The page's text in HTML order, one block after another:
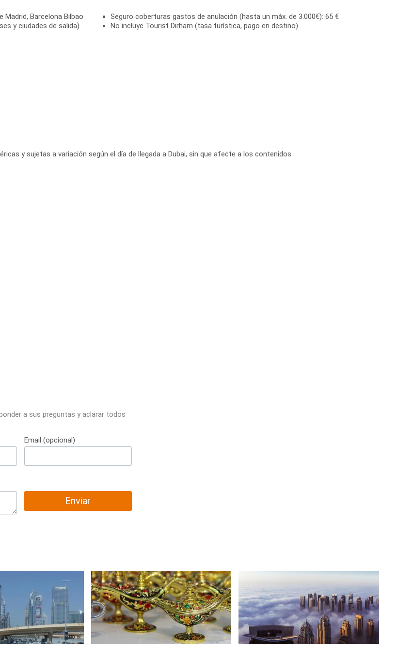
Madrid, Barcelona Bilbao
y ciudades de salida)
Seguro coberturas gastos de anulación (hasta un máx. de 3.000€): 65 €
No incluye Tourist Dirham (tasa turística, pago en destino)
y sujetas a variación según el día de llegada a Dubai, sin que afecte a los contenidos
a sus preguntas y aclarar todos
Email (opcional)
Enviar